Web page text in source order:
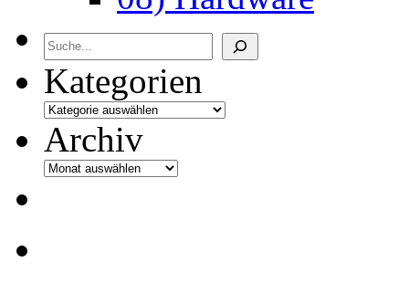
Archiv
Kategorien
Archiv